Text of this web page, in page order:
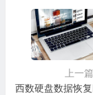
上一篇